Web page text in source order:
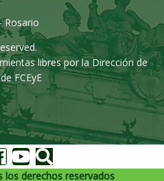
Rosario
libres por la Dirección de
FCEyE
los derechos reservados